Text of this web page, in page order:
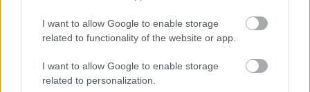
I want to allow Google to enable storage
related to functionality of the website or app.
I want to allow Google to enable storage
related to personalization.
Egy viharos éjszakán egy csapat férfi érkezik az
árvaházhoz, a seriff és segítői egy súlyosan megsérült
embert cipelnek, akinek a testén mély és csúf vágások,
sátánista szimbólumok éktelenkednek. A Szent Vince